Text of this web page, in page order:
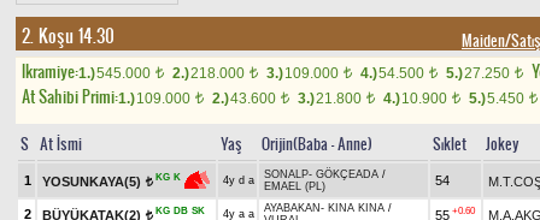
2. Koşu 14.30 Maiden/
Ikramiye:1.)545.000 t 2.)218.000 t 3.)109.000 t 4.)54.500 t 5.)27.250 t
At Sahibi Primi:1.)109.000 t 2.)43.600 t 3.)21.800 t 4.)10.900 t 5.)5.450 t
S At İsmi Yaş Orijin(Baba - Anne) Sıklet Jokey
1 YOSUNKAYA(5) t KG K 4y d a SONALP- GÖKÇEADA /
EMAEL (PL)
54
2 BÜYÜKATAK(2) t KG DB SK 4y a a AYABAKAN - KINA KINA /
55 +0.60